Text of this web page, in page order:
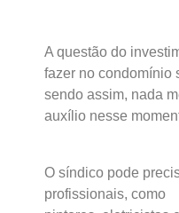
A questão do
fazer no condomínio
sendo assim, nada
auxílio nesse
O síndico pode
profissionais, como